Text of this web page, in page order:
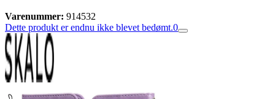
Varenummer: 914532
Dette produkt er endnu ikke blevet bedømt.0